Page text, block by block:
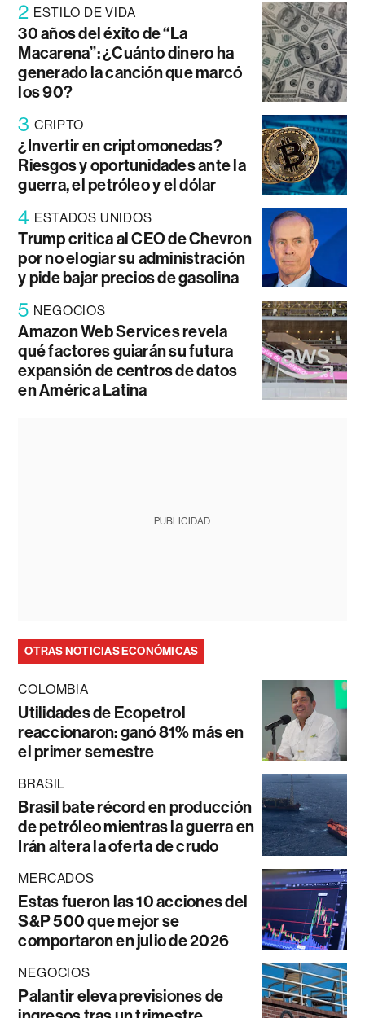
2 ESTILO DE VIDA
30 años del éxito de “La
Macarena”: ¿Cuánto dinero ha
generado la canción que marcó
los 90?
3 CRIPTO
¿Invertir en criptomonedas?
Riesgos y oportunidades ante la
guerra, el petróleo y el dólar
4 ESTADOS UNIDOS
Trump critica al CEO de Chevron
por no elogiar su administración
y pide bajar precios de gasolina
5 NEGOCIOS
Amazon Web Services revela
qué factores guiarán su futura
expansión de centros de datos
en América Latina
PUBLICIDAD
OTRAS NOTICIAS ECONÓMICAS
COLOMBIA
Utilidades de Ecopetrol
reaccionaron: ganó 81% más en
el primer semestre
BRASIL
Brasil bate récord en producción
de petróleo mientras la guerra en
Irán altera la oferta de crudo
MERCADOS
Estas fueron las 10 acciones del
S&P 500 que mejor se
comportaron en julio de 2026
NEGOCIOS
Palantir eleva previsiones de